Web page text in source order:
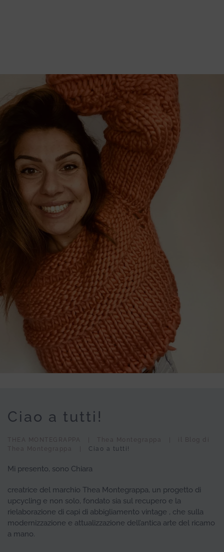
Ciao a tutti!
THEA MONTEGRAPPA Thea Montegrappa
il Blog di
Thea Montegrappa
Ciao a tutti!
Mi presento, sono Chiara
creatrice del marchio Thea Montegrappa, un progetto di
upcycling e non solo, fondato sia sul recupero e la
rielaborazione di capi di abbigliamento vintage , che sulla
modernizzazione e attualizzazione dell’antica arte del ricamo
a mano.